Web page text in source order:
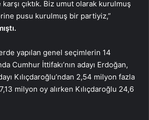
çıktık. Biz umut olarak kurulmuş
pusu kurulmuş bir partiyiz,”
yapılan genel seçimlerin 14
Cumhur İttifakı’nın adayı Erdoğan,
Kılıçdaroğlu’ndan 2,54 milyon fazla
milyon oy alırken Kılıçdaroğlu 24,6